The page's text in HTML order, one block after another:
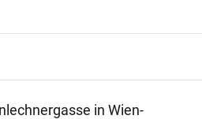
in Wien-